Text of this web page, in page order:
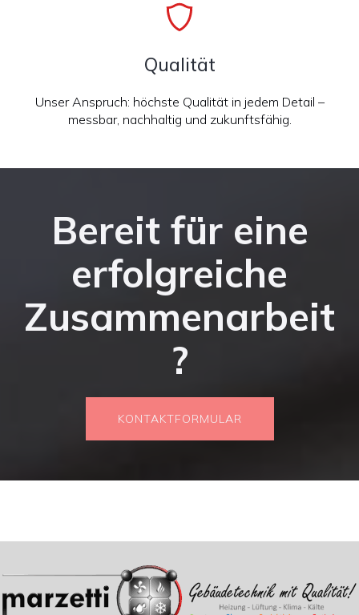
Qualität
Unser Anspruch: höchste Qualität in jedem Detail –
messbar, nachhaltig und zukunftsfähig.
Bereit für eine
erfolgreiche
Zusammenarbeit
?
KONTAKTFORMULAR